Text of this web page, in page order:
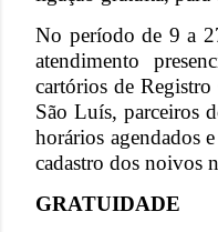
No período de 9 a
atendimento
cartórios de
São Luís, parceiros
horários agendados
cadastro dos noivos
GRATUIDADE